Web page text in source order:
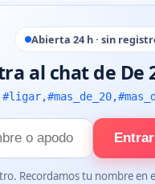
Abierta 24 h · sin
al chat de De
Recordamos tu nombre en